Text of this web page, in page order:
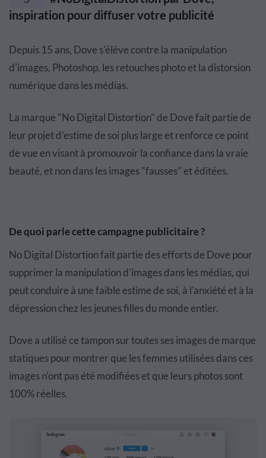
inspiration pour diffuser votre publicité
Depuis 15 ans, Dove s'élève contre la manipulation
d'images, Photoshop, les retouches photo et la distorsion
numérique dans les médias.
La marque "No Digital Distortion" de Dove fait partie de
leur projet d'estime de soi plus large et renforce ce point
de vue en visant à promouvoir la confiance dans la vraie
beauté, et non dans les images "fausses" et éditées.
De quoi parle cette campagne publicitaire ?
No Digital Distortion fait partie des efforts de Dove pour
supprimer la manipulation d'images dans les médias, qui
peut conduire à une faible estime de soi, à l'anxiété et à la
dépression chez les jeunes filles du monde entier.
Dove a utilisé ce tampon sur toutes ses images de marque
statiques pour montrer que les femmes utilisées dans ces
images n'ont pas été modifiées et que leurs photos sont
100% réelles.